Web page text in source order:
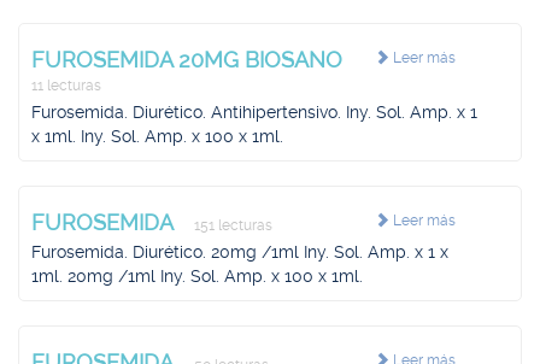
Leer más
FUROSEMIDA 20MG BIOSANO
11 lecturas
Furosemida. Diurético. Antihipertensivo. Iny. Sol. Amp. x 1
x 1ml. Iny. Sol. Amp. x 100 x 1ml.
Leer más
FUROSEMIDA 151 lecturas
Furosemida. Diurético. 20mg /1ml Iny. Sol. Amp. x 1 x
1ml. 20mg /1ml Iny. Sol. Amp. x 100 x 1ml.
Leer más